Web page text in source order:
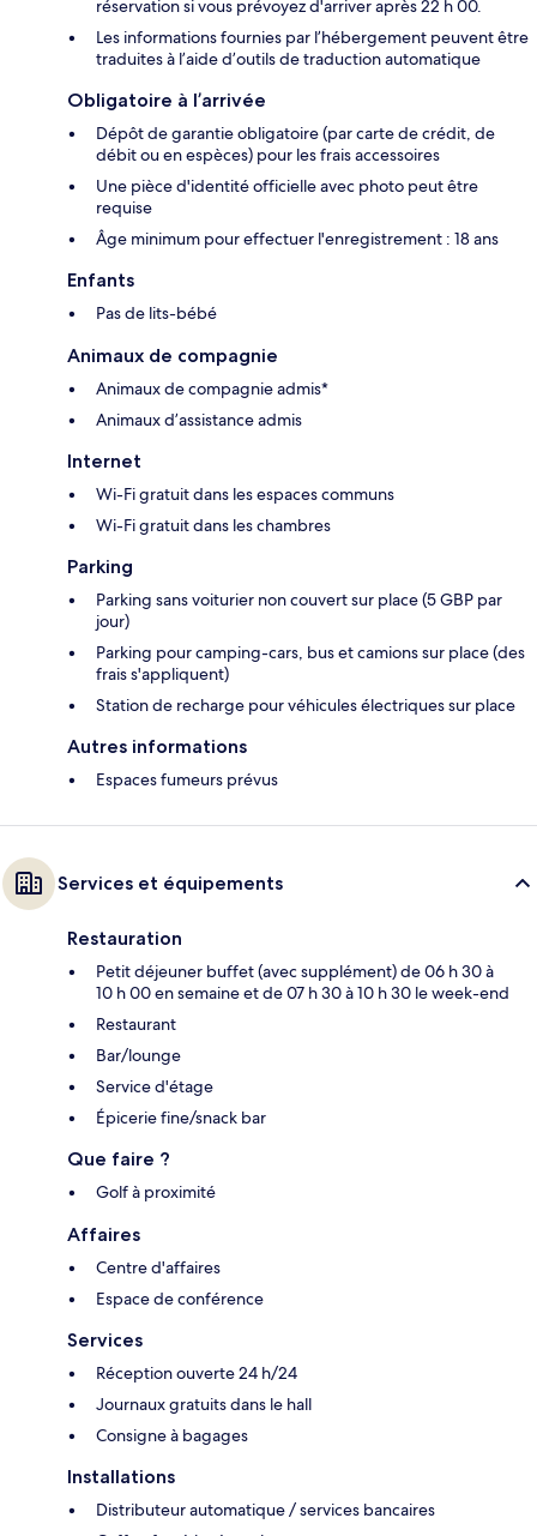
réservation si vous prévoyez d'arriver après 22 h 00.
Les informations fournies par l’hébergement peuvent être
traduites à l’aide d’outils de traduction automatique
Obligatoire à l’arrivée
Dépôt de garantie obligatoire (par carte de crédit, de
débit ou en espèces) pour les frais accessoires
Une pièce d'identité officielle avec photo peut être
requise
Âge minimum pour effectuer l'enregistrement : 18 ans
Enfants
Pas de lits-bébé
Animaux de compagnie
Animaux de compagnie admis*
Animaux d’assistance admis
Internet
Wi-Fi gratuit dans les espaces communs
Wi-Fi gratuit dans les chambres
Parking
Parking sans voiturier non couvert sur place (5 GBP par
jour)
Parking pour camping-cars, bus et camions sur place (des
frais s'appliquent)
Station de recharge pour véhicules électriques sur place
Autres informations
Espaces fumeurs prévus
Services et équipements
Restauration
Petit déjeuner buffet (avec supplément) de 06 h 30 à
10 h 00 en semaine et de 07 h 30 à 10 h 30 le week-end
Restaurant
Bar/lounge
Service d'étage
Épicerie fine/snack bar
Que faire ?
Golf à proximité
Affaires
Centre d'affaires
Espace de conférence
Services
Réception ouverte 24 h/24
Journaux gratuits dans le hall
Consigne à bagages
Installations
Distributeur automatique / services bancaires